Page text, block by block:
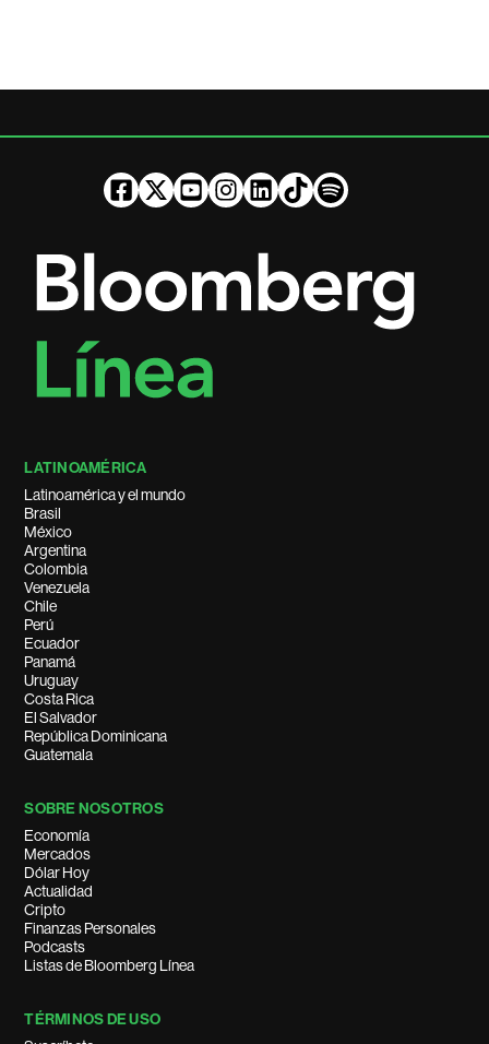
LATINOAMÉRICA
Latinoamérica y el mundo
Brasil
México
Argentina
Colombia
Venezuela
Chile
Perú
Ecuador
Panamá
Uruguay
Costa Rica
El Salvador
República Dominicana
Guatemala
SOBRE NOSOTROS
Economía
Mercados
Dólar Hoy
Actualidad
Cripto
Finanzas Personales
Podcasts
Listas de Bloomberg Línea
TÉRMINOS DE USO